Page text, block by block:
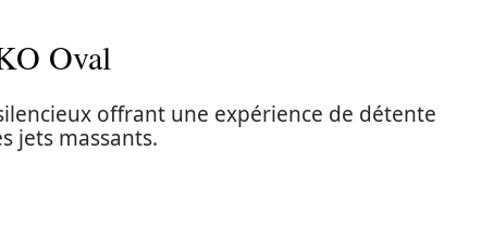
Oval
offrant une expérience de détente
jets massants.